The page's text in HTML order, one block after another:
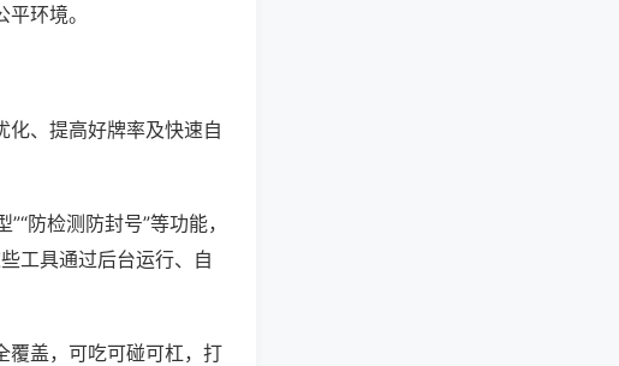
环境。
化、提高好牌率及快速自
防检测防封号”等功能，
工具通过后台运行、自
覆盖，可吃可碰可杠，打